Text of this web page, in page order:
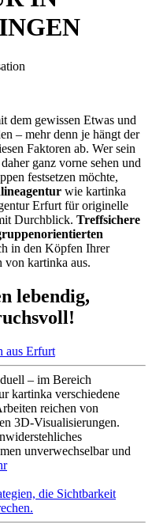
dem gewissen Etwas und
– mehr denn je hängt der
Faktoren ab. Wer sein
ganz vorne sehen und
festsetzen möchte,
wie kartinka
Erfurt für originelle
Durchblick. Treffsichere
in den Köpfen Ihrer
von kartinka aus.
lebendig,
– im Bereich
kartinka verschiedene
reichen von
3D-Visualisierungen.
unverwechselbar und